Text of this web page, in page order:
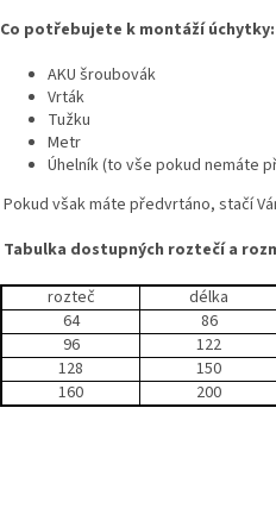
Co potřebujete k montáží úchytky:
AKU šroubovák
Vrták
Tužku
Metr
Úhelník (to vše pokud nemáte
Pokud však máte předvrtáno, stačí
Tabulka dostupných roztečí a
rozteč
délka
64
86
96
122
128
150
160
200